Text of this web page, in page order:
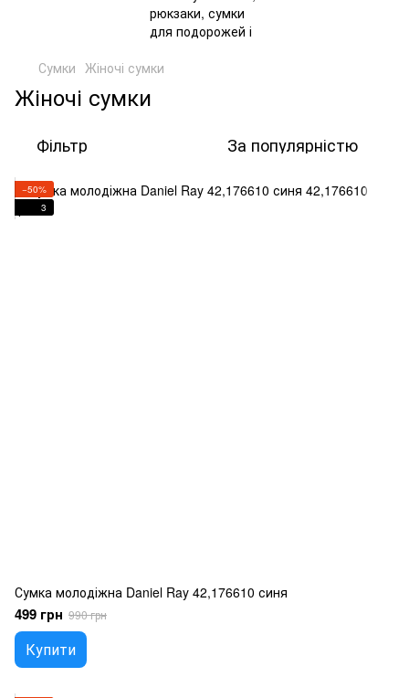
Сумки Жіночі сумки
Жіночі сумки
Фільтр За популярністю
−50%
3
Сумка молодіжна Daniel Ray 42,176610 синя
499 грн 990 грн
Купити